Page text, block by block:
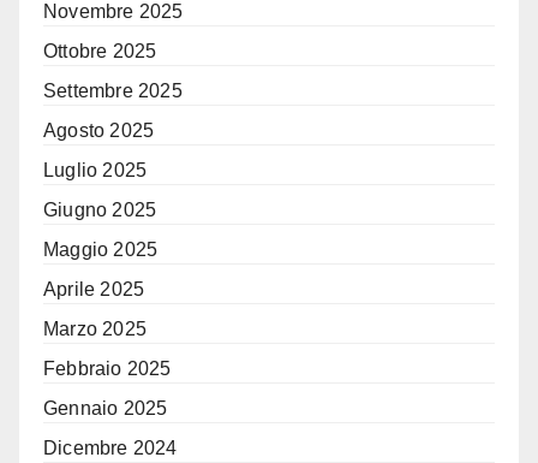
Novembre 2025
Ottobre 2025
Settembre 2025
Agosto 2025
Luglio 2025
Giugno 2025
Maggio 2025
Aprile 2025
Marzo 2025
Febbraio 2025
Gennaio 2025
Dicembre 2024